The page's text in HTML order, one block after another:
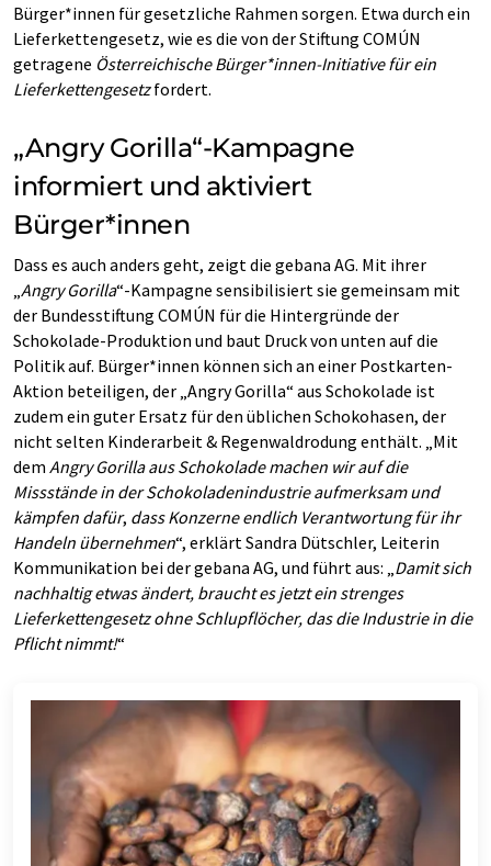
Bürger*innen für gesetzliche Rahmen sorgen. Etwa durch ein
Lieferkettengesetz, wie es die von der Stiftung COMÚN
getragene Österreichische Bürger*innen-Initiative für ein
Lieferkettengesetzfordert.
„Angry Gorilla“-Kampagne
informiert und aktiviert
Bürger*innen
Dass es auch anders geht, zeigt die gebana AG. Mit ihrer
„Angry Gorilla“-Kampagne sensibilisiert sie gemeinsam mit
der Bundesstiftung COMÚN für die Hintergründe der
Schokolade-Produktion und baut Druck von unten auf die
Politik auf. Bürger*innen können sich an einer Postkarten-
Aktion beteiligen, der „Angry Gorilla“ aus Schokolade ist
zudem ein guter Ersatz für den üblichen Schokohasen, der
nicht selten Kinderarbeit & Regenwaldrodung enthält. „Mit
dem Angry Gorilla aus Schokolade machen wir auf die
Missstände in der Schokoladenindustrie aufmerksam und
kämpfen dafür, dass Konzerne endlich Verantwortung für ihr
Handeln übernehmen“, erklärt Sandra Dütschler, Leiterin
Kommunikation bei der gebana AG, und führt aus: „Damit sich
nachhaltig etwas ändert, braucht es jetzt ein strenges
Lieferkettengesetz ohne Schlupflöcher, das die Industrie in die
Pflicht nimmt!“